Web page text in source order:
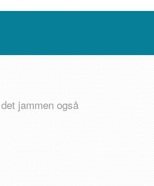
jammen også